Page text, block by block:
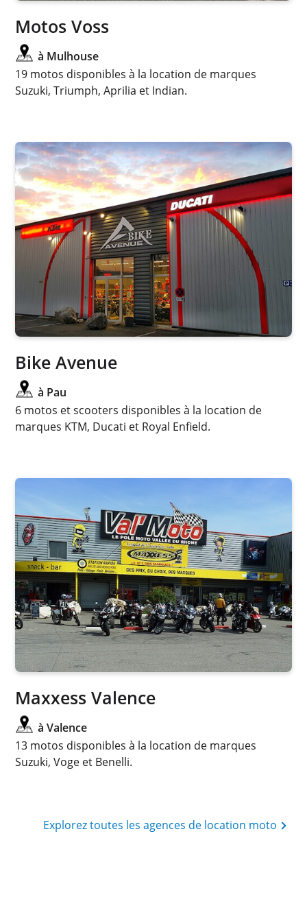
Motos Voss
à Mulhouse
19 motos disponibles à la location de marques
Suzuki, Triumph, Aprilia et Indian.
Bike Avenue
à Pau
6 motos et scooters disponibles à la location de
marques KTM, Ducati et Royal Enfield.
Maxxess Valence
à Valence
13 motos disponibles à la location de marques
Suzuki, Voge et Benelli.
Explorez toutes les agences de location moto